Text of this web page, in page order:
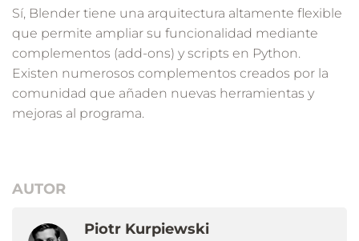
Sí, Blender tiene una arquitectura altamente flexible
que permite ampliar su funcionalidad mediante
complementos (add-ons) y scripts en Python.
Existen numerosos complementos creados por la
comunidad que añaden nuevas herramientas y
mejoras al programa.
AUTOR
Piotr Kurpiewski